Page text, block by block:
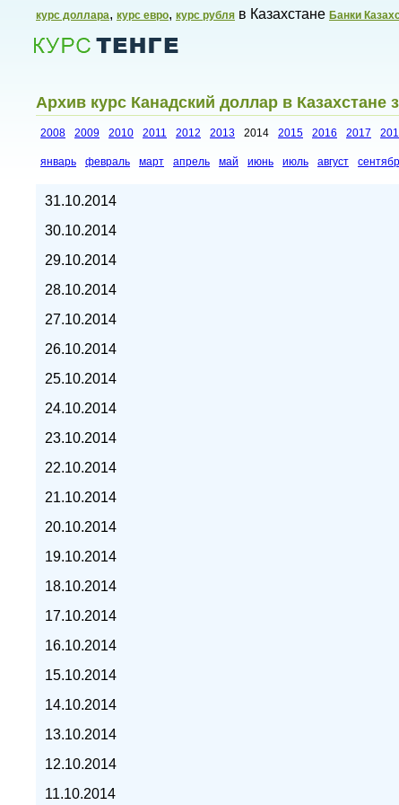
курс доллара, курс евро, курс рубля в Казахстане Банки
Курсы валют в Казахстане,
Архив курс Канадский доллар в Казахстане
2008 2009 2010 2011 2012 2013 2014 2015 2016 2017
январь февраль март апрель май июнь июль август
31.10.2014
30.10.2014
29.10.2014
28.10.2014
27.10.2014
26.10.2014
25.10.2014
24.10.2014
23.10.2014
22.10.2014
21.10.2014
20.10.2014
19.10.2014
18.10.2014
17.10.2014
16.10.2014
15.10.2014
14.10.2014
13.10.2014
12.10.2014
11.10.2014